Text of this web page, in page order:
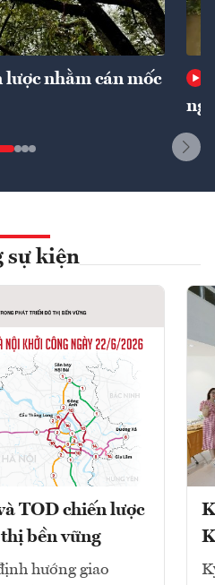
nhằm cán mốc
sự kiện
TOD chiến lược
bền vững
hướng giao